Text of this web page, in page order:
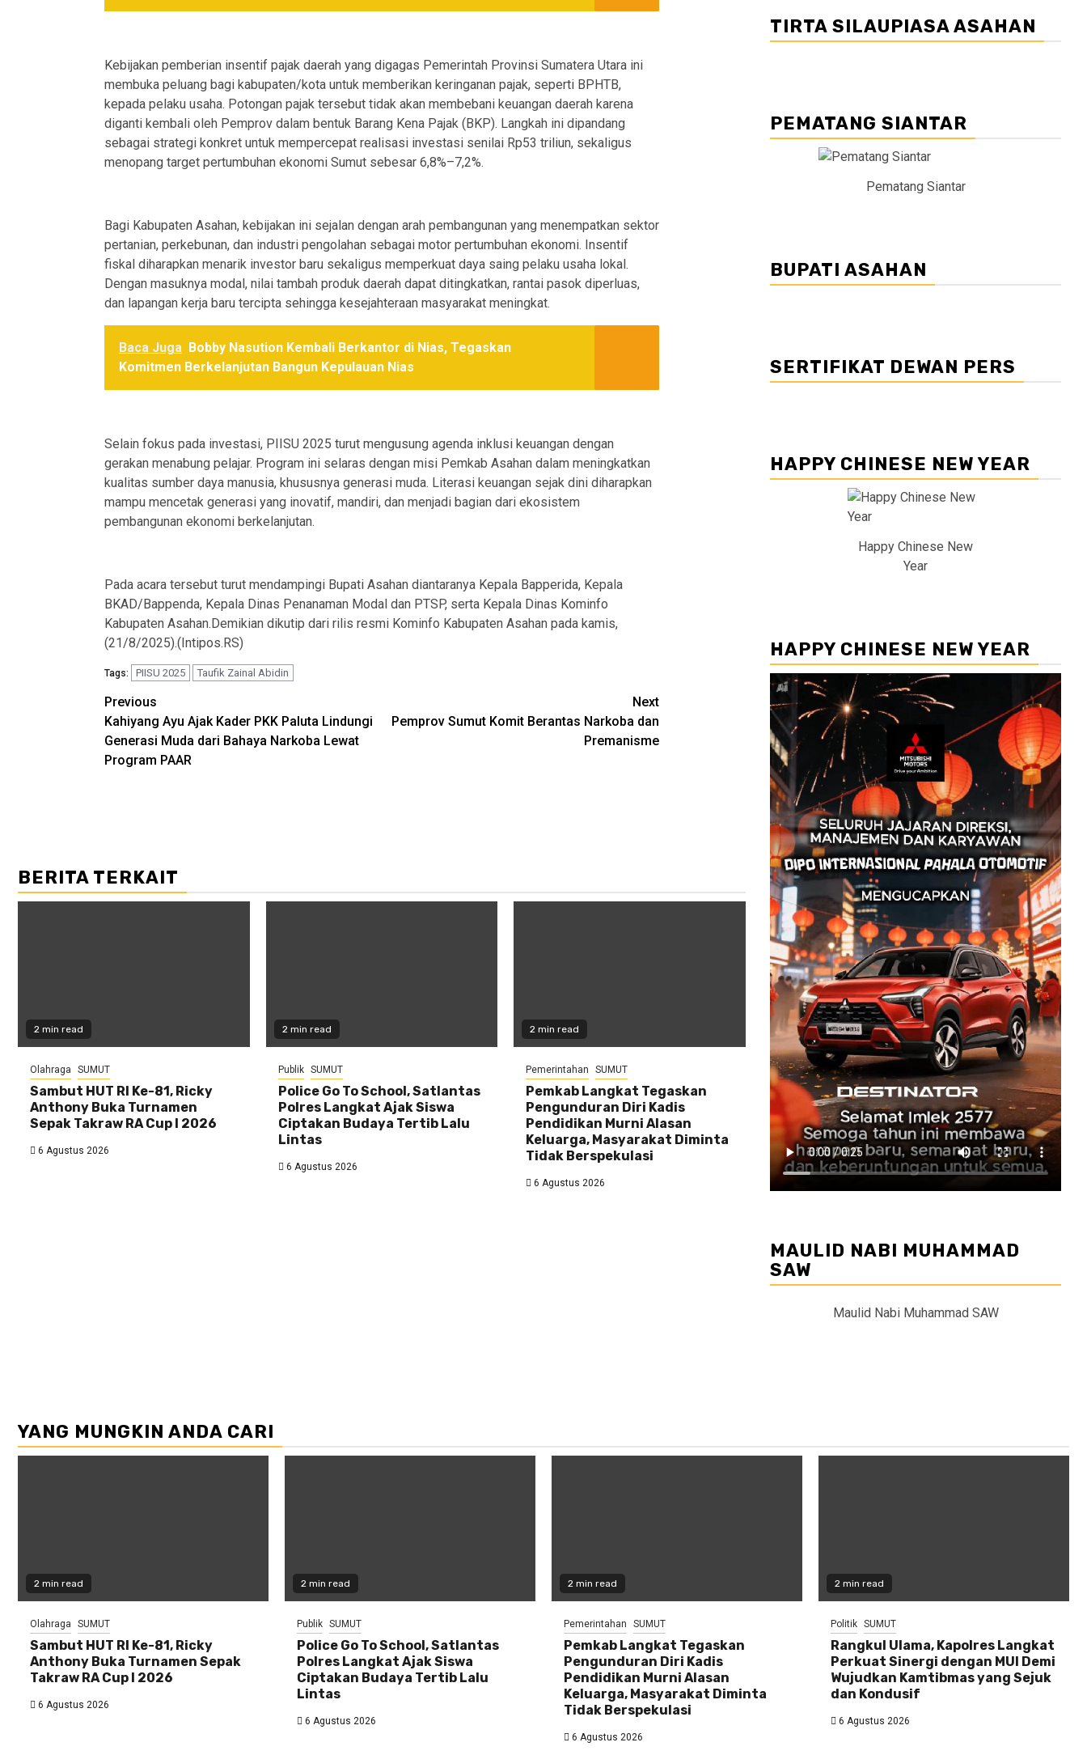
Kebijakan pemberian insentif pajak daerah yang digagas Pemerintah Provinsi Sumatera Utara ini
membuka peluang bagi kabupaten/kota untuk memberikan keringanan pajak, seperti BPHTB,
kepada pelaku usaha. Potongan pajak tersebut tidak akan membebani keuangan daerah karena
diganti kembali oleh Pemprov dalam bentuk Barang Kena Pajak (BKP). Langkah ini dipandang
sebagai strategi konkret untuk mempercepat realisasi investasi senilai Rp53 triliun, sekaligus
menopang target pertumbuhan ekonomi Sumut sebesar 6,8%–7,2%.
Bagi Kabupaten Asahan, kebijakan ini sejalan dengan arah pembangunan yang menempatkan sektor
pertanian, perkebunan, dan industri pengolahan sebagai motor pertumbuhan ekonomi. Insentif
fiskal diharapkan menarik investor baru sekaligus memperkuat daya saing pelaku usaha lokal.
Dengan masuknya modal, nilai tambah produk daerah dapat ditingkatkan, rantai pasok diperluas,
dan lapangan kerja baru tercipta sehingga kesejahteraan masyarakat meningkat.
Baca Juga Bobby Nasution Kembali Berkantor di Nias, Tegaskan
Komitmen Berkelanjutan Bangun Kepulauan Nias
Selain fokus pada investasi, PIISU 2025 turut mengusung agenda inklusi keuangan dengan
gerakan menabung pelajar. Program ini selaras dengan misi Pemkab Asahan dalam meningkatkan
kualitas sumber daya manusia, khususnya generasi muda. Literasi keuangan sejak dini diharapkan
mampu mencetak generasi yang inovatif, mandiri, dan menjadi bagian dari ekosistem
pembangunan ekonomi berkelanjutan.
Pada acara tersebut turut mendampingi Bupati Asahan diantaranya Kepala Bapperida, Kepala
BKAD/Bappenda, Kepala Dinas Penanaman Modal dan PTSP, serta Kepala Dinas Kominfo
Kabupaten Asahan.Demikian dikutip dari rilis resmi Kominfo Kabupaten Asahan pada kamis,
(21/8/2025).(Intipos.RS)
Tags: PIISU 2025 Taufik Zainal Abidin
Post
navigation
Previous
Kahiyang Ayu Ajak Kader PKK Paluta Lindungi
Generasi Muda dari Bahaya Narkoba Lewat
Program PAAR
Next
Pemprov Sumut Komit Berantas Narkoba dan
Premanisme
BERITA TERKAIT
2 min read
Olahraga SUMUT
Sambut HUT RI Ke-81, Ricky
Anthony Buka Turnamen
Sepak Takraw RA Cup I 2026
6 Agustus 2026
2 min read
Publik SUMUT
Police Go To School, Satlantas
Polres Langkat Ajak Siswa
Ciptakan Budaya Tertib Lalu
Lintas
6 Agustus 2026
2 min read
Pemerintahan SUMUT
Pemkab Langkat Tegaskan
Pengunduran Diri Kadis
Pendidikan Murni Alasan
Keluarga, Masyarakat Diminta
Tidak Berspekulasi
6 Agustus 2026
TIRTA SILAUPIASA ASAHAN
PEMATANG SIANTAR
Pematang Siantar
BUPATI ASAHAN
SERTIFIKAT DEWAN PERS
HAPPY CHINESE NEW YEAR
Happy Chinese New
Year
HAPPY CHINESE NEW YEAR
MAULID NABI MUHAMMAD
SAW
Maulid Nabi Muhammad SAW
YANG MUNGKIN ANDA CARI
2 min read
Olahraga SUMUT
Sambut HUT RI Ke-81, Ricky
Anthony Buka Turnamen Sepak
Takraw RA Cup I 2026
6 Agustus 2026
2 min read
Publik SUMUT
Police Go To School, Satlantas
Polres Langkat Ajak Siswa
Ciptakan Budaya Tertib Lalu
Lintas
6 Agustus 2026
2 min read
Pemerintahan SUMUT
Pemkab Langkat Tegaskan
Pengunduran Diri Kadis
Pendidikan Murni Alasan
Keluarga, Masyarakat Diminta
Tidak Berspekulasi
6 Agustus 2026
2 min read
Politik SUMUT
Rangkul Ulama, Kapolres Langkat
Perkuat Sinergi dengan MUI Demi
Wujudkan Kamtibmas yang Sejuk
dan Kondusif
6 Agustus 2026